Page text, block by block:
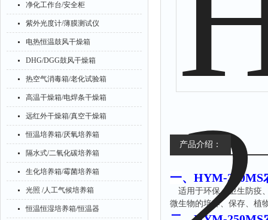
净化工作台/安全柜
紫外光度计/薄膜测试仪
电热恒温鼓风干燥箱
DHG/DGG鼓风干燥箱
热空气消毒箱/老化试验箱
高温干燥箱/电焊条干燥箱
远红外干燥箱/真空干燥箱
恒温培养箱/厌氧培养箱
隔水式/二氧化碳培养箱
生化培养箱/霉菌培养箱
光照 /人工气候培养箱
恒温恒湿培养箱/恒温器
产品介绍：
一、 HYM-250MS
适用于环保、卫生防疫
微生物的培养、保存、植